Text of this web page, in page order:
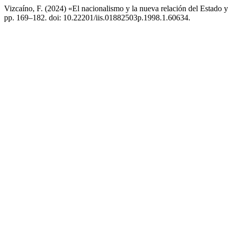
Vizcaíno, F. (2024) «El nacionalismo y la nueva relación del Estado
pp. 169–182. doi: 10.22201/iis.01882503p.1998.1.60634.